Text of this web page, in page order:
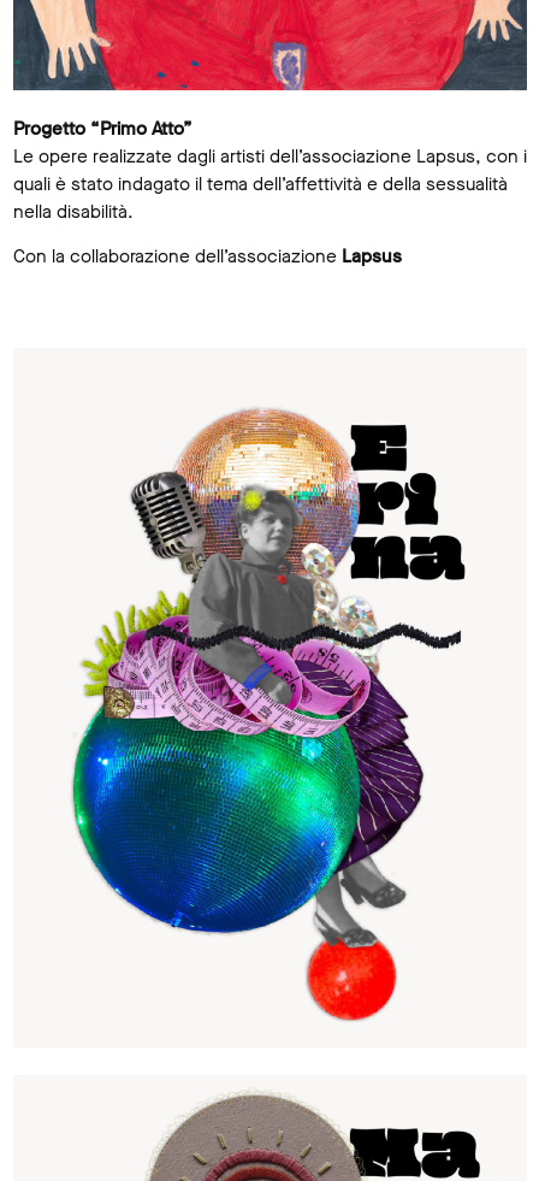
Progetto “Primo Atto”
Le opere realizzate dagli artisti dell’associazione Lapsus, con i
quali è stato indagato il tema dell’affettività e della sessualità
nella disabilità.
Con la collaborazione dell’associazione Lapsus